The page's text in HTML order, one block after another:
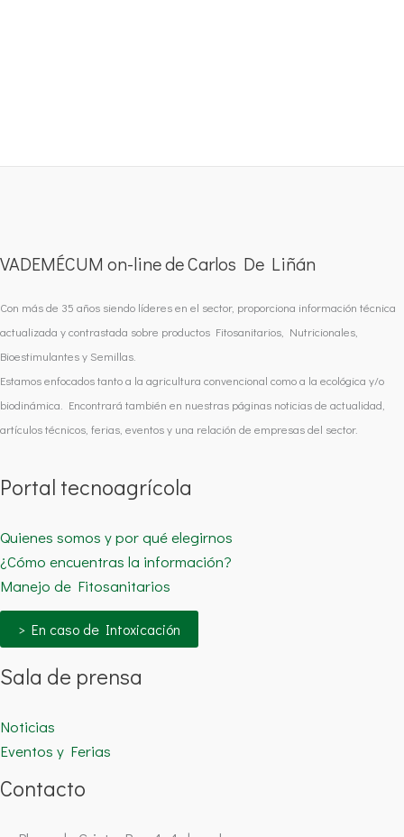
VADEMÉCUM on-line de Carlos De Liñán
Con más de 35 años siendo líderes en el sector, proporciona información técnica
actualizada y contrastada sobre productos Fitosanitarios, Nutricionales,
Bioestimulantes y Semillas.
Estamos enfocados tanto a la agricultura convencional como a la ecológica y/o
biodinámica. Encontrará también en nuestras páginas noticias de actualidad,
artículos técnicos, ferias, eventos y una relación de empresas del sector.
Portal tecnoagrícola
Quienes somos y por qué elegirnos
¿Cómo encuentras la información?
Manejo de Fitosanitarios
> En caso de Intoxicación
Sala de prensa
Noticias
Eventos y Ferias
Contacto